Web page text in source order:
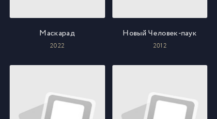
Маскарад
2022
Новый Человек-паук
2012